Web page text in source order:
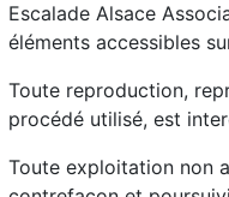
Escalade Alsace
éléments accessibles
Toute reproduction,
procédé utilisé, est
Toute exploitation non